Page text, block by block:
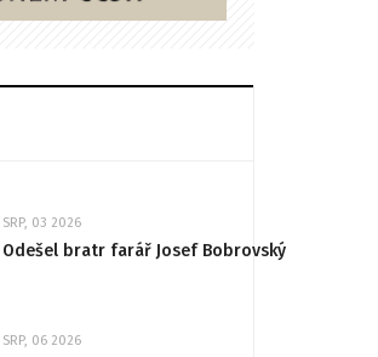
SRP, 03 2026
Odešel bratr farář Josef Bobrovský
SRP, 06 2026